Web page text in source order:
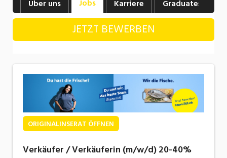
Industrie, Maschinenbau, Anlagenbau,
Produktion
Informatik, Telekommunikation
Körperpflege, Wellness
Marketing, Kommunikation, Medien, Druck
Mechanik, Elektronik, Optik, Textil (Fertigung)
Medizin, Gesundheitswesen, Pflege
Über uns Jobs Karriere Graduates
JETZT BEWERBEN
ORIGINALINSERAT ÖFFNEN
Verkäufer / Verkäuferin (m/w/d) 20-40%